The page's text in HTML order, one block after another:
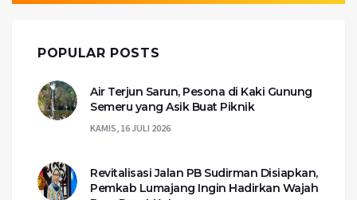
POPULAR POSTS
Air Terjun Sarun, Pesona di Kaki Gunung
Semeru yang Asik Buat Piknik
KAMIS, 16 JULI 2026
Revitalisasi Jalan PB Sudirman Disiapkan,
Pemkab Lumajang Ingin Hadirkan Wajah